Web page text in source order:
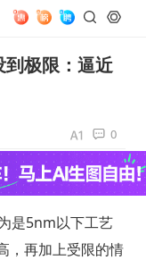
到极限：逼近
0
是5nm以下工艺
，再加上受限的情